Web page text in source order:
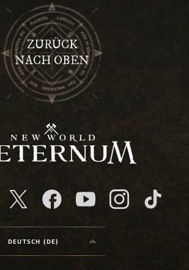
ZURÜCK
NACH OBEN
DEUTSCH (DE)